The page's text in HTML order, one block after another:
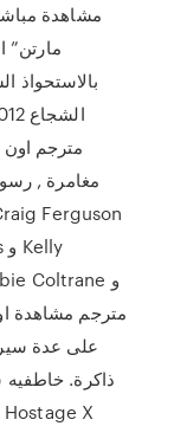
مشاهدة
مارتن”
مغامرة ,
على عدة
ذاكرة.